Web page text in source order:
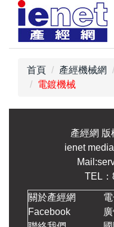
首頁 產經機械網
電鍍機械
產經網
ienet
TEL
關於產經網
Facebook